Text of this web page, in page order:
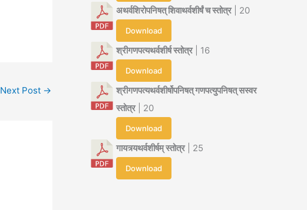
Next Post →
अथर्वशिरोपनिषत् शिवाथर्वशीर्षं च स्तोत्र| 20
Download
श्रीगणपत्यथर्वशीर्ष स्तोत्र| 16
Download
श्रीगणपत्यथर्वशीर्षोपनिषत् गणपत्युपनिषत् सस्वर
स्तोत्र| 20
Download
गायत्र्यथर्वशीर्षम् स्तोत्र| 25
Download